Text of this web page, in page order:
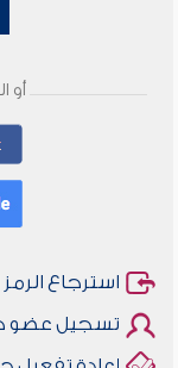
أو
استرجاع
تسجيل عضو